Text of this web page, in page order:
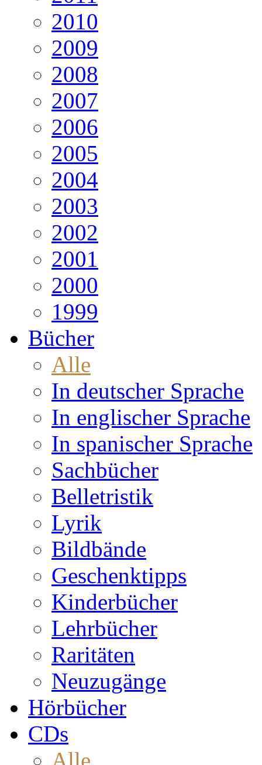
2010
2009
2008
2007
2006
2005
2004
2003
2002
2001
2000
1999
Bücher
Alle
In deutscher Sprache
In englischer Sprache
In spanischer Sprache
Sachbücher
Belletristik
Lyrik
Bildbände
Geschenktipps
Kinderbücher
Lehrbücher
Raritäten
Neuzugänge
Hörbücher
CDs